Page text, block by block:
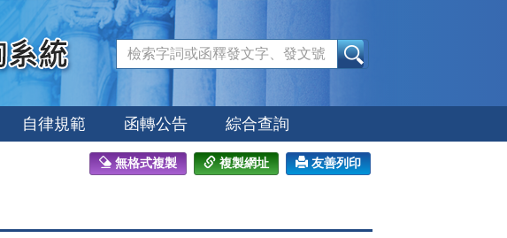
自律規範 函轉公告 綜合查詢
無格式複製 複製網址 友善列印